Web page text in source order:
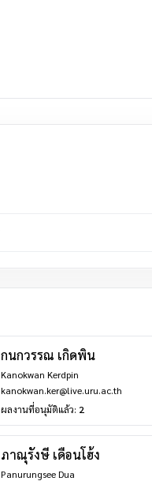
กนกวรรณ เกิดพิน
Kanokwan Kerdpin
kanokwan.ker@live.uru.ac.th
ผลงานที่อนุมัติแล้ว: 2
ภาณุรังษี เดือนโฮ้ง
Panurungsee Dua